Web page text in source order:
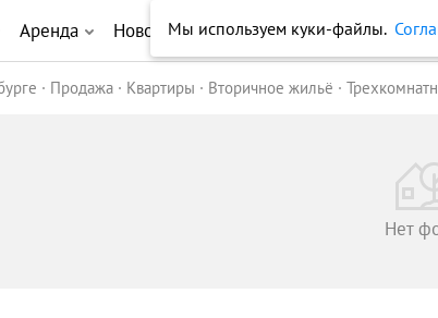
Аренда Новостройки Журнал Еще
Продажа Квартиры Вторичное жильё
Нет
Мы используем куки-файлы.